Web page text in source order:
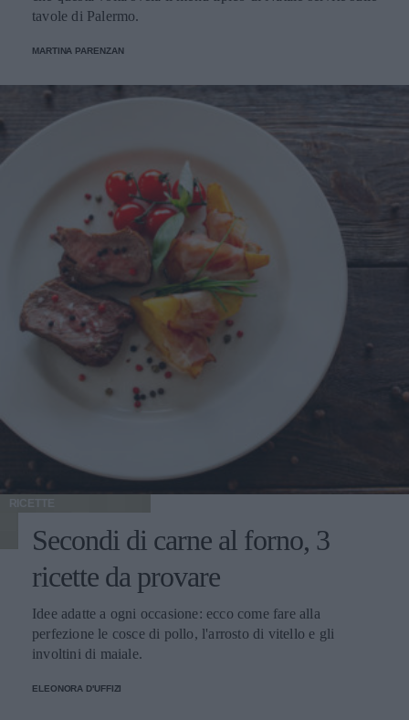
tavole di Palermo.
MARTINA PARENZAN
RICETTE
Secondi di carne al forno, 3
ricette da provare
Idee adatte a ogni occasione: ecco come fare alla
perfezione le cosce di pollo, l'arrosto di vitello e gli
involtini di maiale.
ELEONORA D'UFFIZI